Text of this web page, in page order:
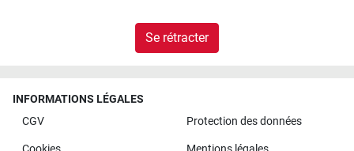
Se rétracter
INFORMATIONS LÉGALES
CGV
Protection des données